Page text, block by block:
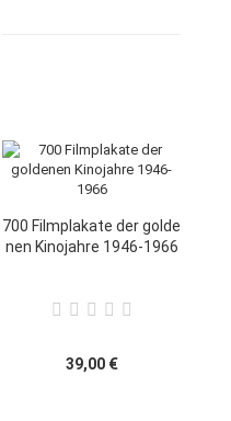
700 Filmplakate der golde
nen Kinojahre 1946-1966
39,00 €